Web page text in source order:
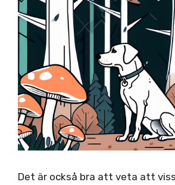
Det är också bra att veta att